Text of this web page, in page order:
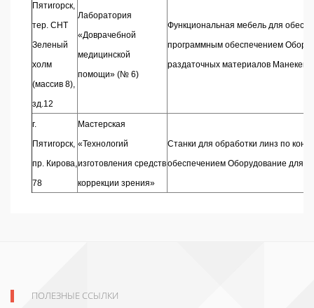
Пятигорск,
тер. СНТ
Зеленый
холм
(массив 8),
зд.12
Лаборатория
«Доврачебной
медицинской
помощи» (№ 6)
Функциональная мебель для
программным обеспечением
раздаточных материалов Манекен
г.
Пятигорск,
пр. Кирова,
78
Мастерская
«Технологий
изготовления средств
коррекции зрения»
Станки для обработки линз по
обеспечением Оборудование для
ПОЛЕЗНЫЕ ССЫЛКИ